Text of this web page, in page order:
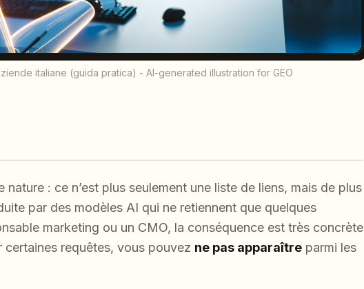
italiane (guida pratica) - AI-generated illustration for GEO
: ce n’est plus seulement une liste de liens, mais de plus
par des modèles AI qui ne retiennent que quelques
marketing ou un CMO, la conséquence est très concrète
certaines requêtes, vous pouvez ne pas apparaître parmi les